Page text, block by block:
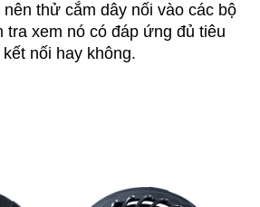
nên thử cắm dây nối vào các bộ
tra xem nó có đáp ứng đủ tiêu
nối hay không.